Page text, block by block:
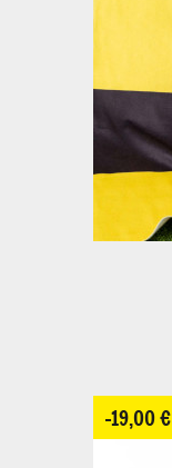
-19,00 €